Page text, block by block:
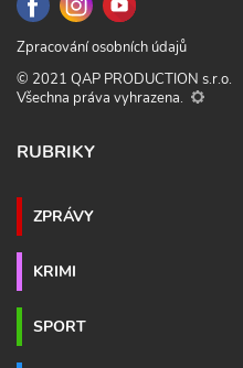
Zpracování osobních údajů
© 2021 QAP PRODUCTION s.r.o.
Všechna práva vyhrazena.
RUBRIKY
ZPRÁVY
KRIMI
SPORT